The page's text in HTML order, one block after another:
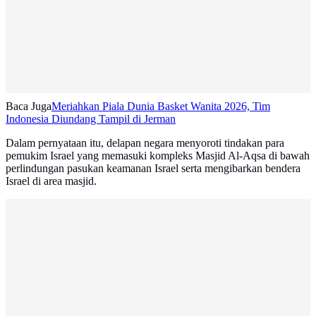
Baca JugaMeriahkan Piala Dunia Basket Wanita 2026, Tim
Indonesia Diundang Tampil di Jerman
Dalam pernyataan itu, delapan negara menyoroti tindakan para
pemukim Israel yang memasuki kompleks Masjid Al-Aqsa di bawah
perlindungan pasukan keamanan Israel serta mengibarkan bendera
Israel di area masjid.